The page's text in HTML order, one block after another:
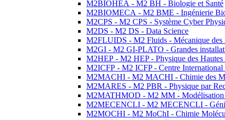
M2BIOHEA - M2 BH - Biologie et Santé
M2BIOMECA - M2 BME - Ingénierie
M2CPS - M2 CPS - Système Cyber
M2DS - M2 DS - Data Science
M2FLUIDS - M2 Fluids - Mécanique des
M2GI - M2 GI-PLATO - Grandes
M2HEP - M2 HEP - Physique des Hautes
M2ICFP - M2 ICFP - Centre International
M2MACHI - M2 MACHI - Chimie des
M2MARES - M2 PBR - Physique par
M2MATHMOD - M2 MM - Modélisation
M2MECENCLI - M2 MECENCLI -
M2MOCHI - M2 MoChI - Chimie